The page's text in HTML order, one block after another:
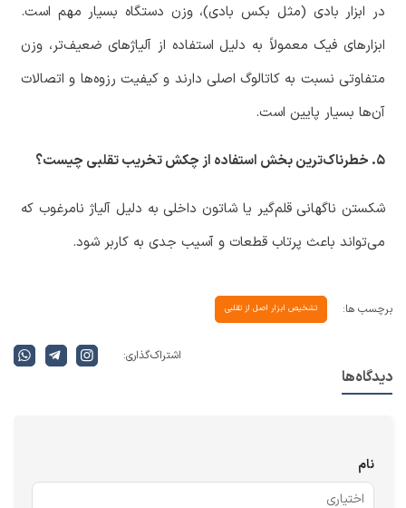
در ابزار بادی (مثل بکس بادی)، وزن دستگاه بسیار مهم است.
ابزارهای فیک معمولاً به دلیل استفاده از آلیاژهای ضعیف‌تر، وزن
متفاوتی نسبت به کاتالوگ اصلی دارند و کیفیت رزوه‌ها و اتصالات
آن‌ها بسیار پایین است.
۵. خطرناک‌ترین بخش استفاده از چکش تخریب تقلبی چیست؟
شکستن ناگهانی قلم‌گیر یا شاتون داخلی به دلیل آلیاژ نامرغوب که
می‌تواند باعث پرتاب قطعات و آسیب جدی به کاربر شود.
برچسب ها: تشخیص ابزار اصل از تقلبی
اشتراک گذاری:
دیدگاه‌ها
نام